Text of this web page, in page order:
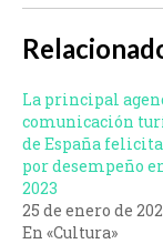
La principal
comunicación
de España felicita
por desempeño
2023
25 de enero de
En «Cultura»